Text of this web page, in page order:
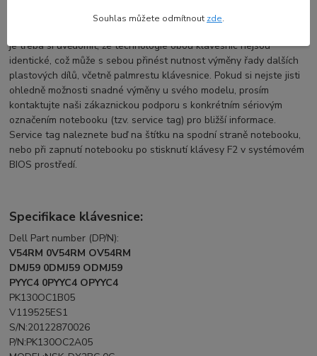
je třeba si uvědomit, že technologie obou klávesnic nejsou
identické, což může s sebou přinést nutnost výměny řady dalších
plastových dílů, včetně palmrestu klávesnice. Pokud si nejste jisti
ohledně možnosti snadné výměny u svého modelu, prosím
kontaktujte naši zákaznickou podporu s konkrétním sériovým
označením notebooku (tzv. service tag) pro bližší informace.
Service tag naleznete buď na štítku na spodní straně notebooku,
nebo při zapnutí notebooku po stisknutí klávesy F2 v systémovém
BIOS prostředí.
Specifikace klávesnice:
Dell Part number (DP/N):
V54RM 0V54RM OV54RM
DMJ59 0DMJ59 ODMJ59
PYYC4 0PYYC4 OPYYC4
PK130OC1B05
V119525ES1
S/N:20122870026
P/N:PK130OC2A05
Souhlas můžete odmítnout zde.